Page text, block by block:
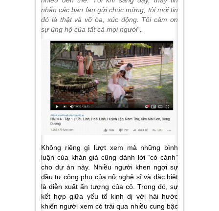
nhắn các bạn fan gửi chúc mừng, tôi mới tin
đó là thật và vỡ òa, xúc động. Tôi cảm ơn
sự ủng hộ của tất cả mọi người“.
Không riêng gì lượt xem mà những bình
luận của khán giả cũng dành lời “có cánh”
cho dự án này. Nhiều người khen ngợi sự
đầu tư công phu của nữ nghệ sĩ và đặc biệt
là diễn xuất ấn tượng của cô. Trong đó, sự
kết hợp giữa yếu tố kinh dị với hài hước
khiến người xem có trải qua nhiều cung bậc